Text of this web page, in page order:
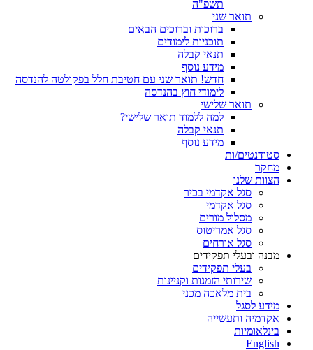
תשפ"ה
תואר שני
ברוכות וברוכים הבאים
תוכניות לימודים
תנאי קבלה
מידע נוסף
חדש! תואר שני עם חטיבת חלל בפקולטה להנדסה
לימודי חוץ בהנדסה
תואר שלישי
למה ללמוד תואר שלישי?
תנאי קבלה
מידע נוסף
סטודנטים/ות
מחקר
הצוות שלנו
סגל אקדמי בכיר
סגל אקדמי
מסלול מורים
סגל אמריטוס
סגל אורחים
מבנה ובעלי תפקידים
בעלי תפקידים
שירותי הזמנות וקניינות
בית מלאכה מכני
מידע לסגל
אקדמיה ותעשייה
בינלאומיות
English